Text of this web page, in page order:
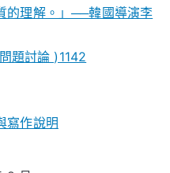
的理解。」──韓國導演李
題討論 )1142
作說明